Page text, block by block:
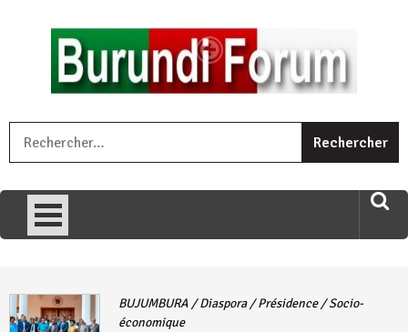
umariye umuryango wawe canke igihugu cakwibarutse .Wewe
uri ngaha ndagusigiye iki kibazo : Uriko ukora iki kugira ngo
BUJUMBURA /Diaspora/Présidence/Socio-
économique